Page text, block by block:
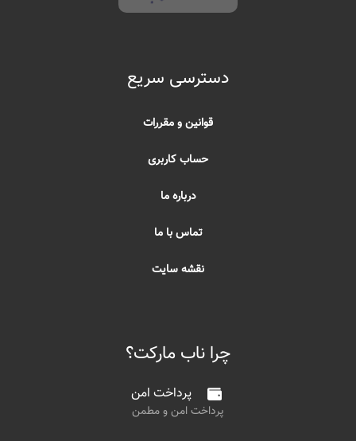
دسترسی سریع
قوانین و مقررات
حساب کاربری
درباره ما
تماس با ما
نقشه سایت
چرا ناب مارکت؟
پرداخت امن
پرداخت امن و مطمن